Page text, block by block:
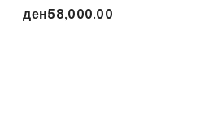
ден58,000.00